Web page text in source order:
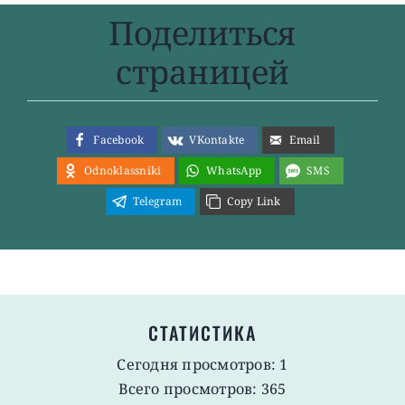
Поделиться
страницей
Facebook VKontakte
Email
Odnoklassniki
WhatsApp
SMS
Telegram
Copy Link
СТАТИСТИКА
Сегодня просмотров: 1
Всего просмотров: 365